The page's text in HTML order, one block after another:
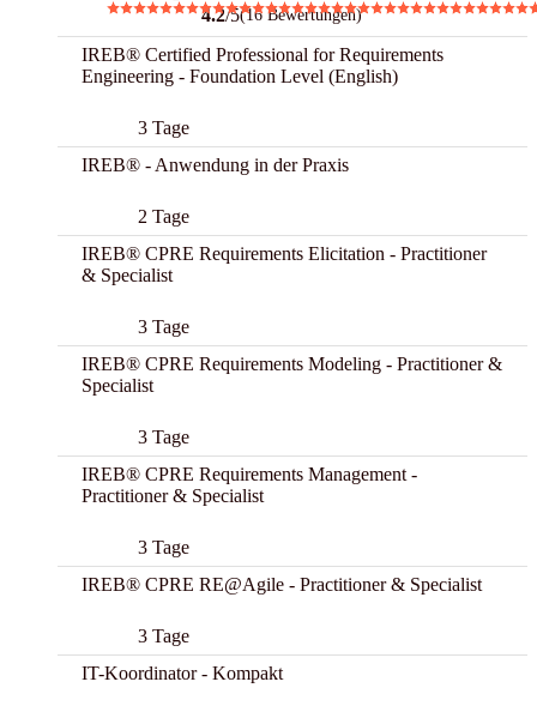
4.2/5(16 Bewertungen)
IREB® Certified Professional for Requirements
Engineering - Foundation Level (English)
3 Tage
IREB® - Anwendung in der Praxis
2 Tage
IREB® CPRE Requirements Elicitation - Practitioner
& Specialist
3 Tage
IREB® CPRE Requirements Modeling - Practitioner &
Specialist
3 Tage
IREB® CPRE Requirements Management -
Practitioner & Specialist
3 Tage
IREB® CPRE RE@Agile - Practitioner & Specialist
3 Tage
IT-Koordinator - Kompakt